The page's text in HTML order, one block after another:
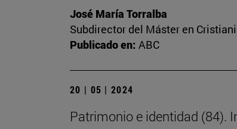
José María Torralba
Subdirector del Máster en
Publicado en: ABC
20 | 05 | 2024
Patrimonio e identidad (84).